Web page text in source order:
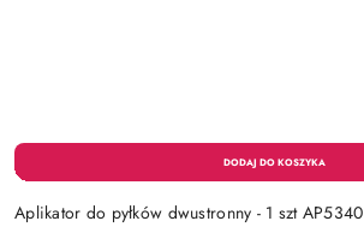
Aplikator do pyłków dwustronny - 1 szt AP5340